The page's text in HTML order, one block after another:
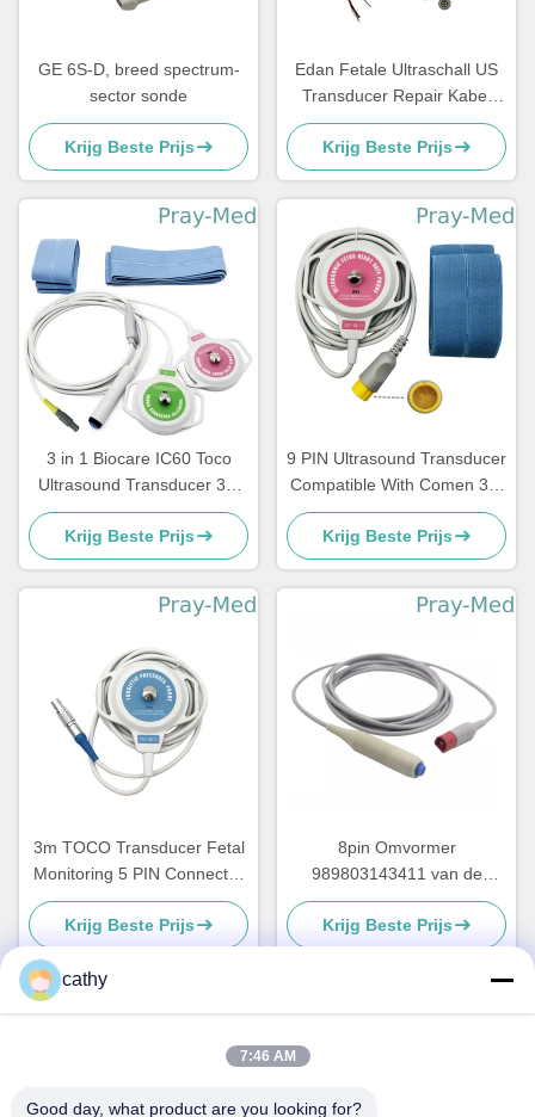
GE 6S-D, breed spectrum-
sector sonde
Krijg Beste Prijs
Edan Fetale Ultraschall US
Transducer Repair Kabel
4pin 40 graden
Krijg Beste Prijs
3 in 1 Biocare IC60 Toco
Ultrasound Transducer 3m
Kabel6pins Schakelaar
Krijg Beste Prijs
9 PIN Ultrasound Transducer
Compatible With Comen 3m
10ft Gray Cable
Krijg Beste Prijs
3m TOCO Transducer Fetal
Monitoring 5 PIN Connector
For BD4000XS
Krijg Beste Prijs
8pin Omvormer
989803143411 van de
schakelaar Foetale Monitor
HP For Avalon-FM
Krijg Beste Prijs
cathy
7:46 AM
Good day, what product are you looking for?